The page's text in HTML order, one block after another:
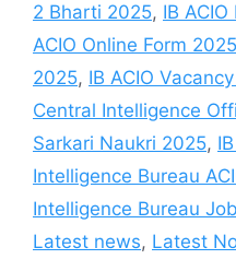
2 Bharti 2025, IB
ACIO Online Form 2025
2025, IB ACIO
Central Intelligence
Sarkari Naukri 2025,
Intelligence Bureau
Intelligence Bureau
Latest news, Latest